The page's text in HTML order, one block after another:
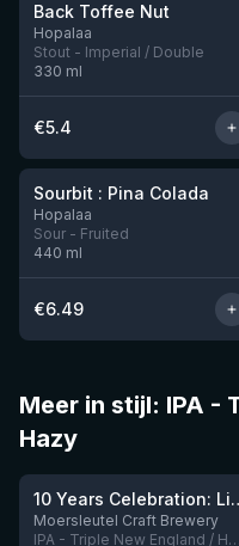
Back Toffee Nut
Hopalaa
Stout - Imperial / Double
330 ml
€5.4
Nog 6
★3.61
Sourbit : Pina Colada
Hopalaa
Sour - Fruited
440 ml
€6.49
Meer in stijl: IPA -
Hazy
Nog 7
10
Moersleutel Craft Brewery
IPA - Triple New England / Hazy